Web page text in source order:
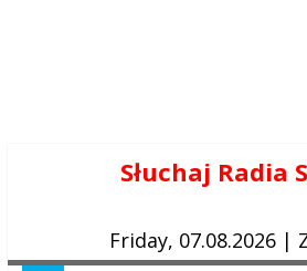
Słuchaj Radia
Friday, 07.08.2026 |